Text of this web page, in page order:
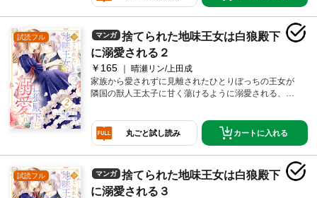
試読フル マンガ
捨てられた地味王女は白狼殿下
に溺愛される２
￥165
晴瀬リン/上田成
家族から愛されずに見離されたひとりぼっちの王女が
隣国の獣人王太子に甘く蕩けるように溺愛される、シ
丸ごと試し読み カートに入れる
試読フル マンガ
捨てられた地味王女は白狼殿下
に溺愛される３